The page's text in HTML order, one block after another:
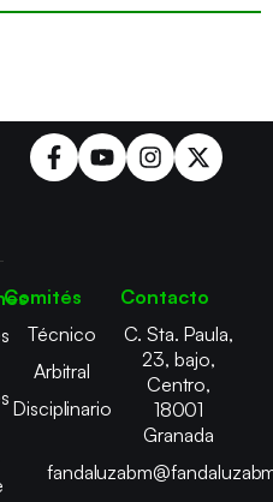
Comités
Técnico
Arbitral
Disciplinario
Contacto
C. Sta. Paula,
23, bajo,
Centro,
18001
Granada